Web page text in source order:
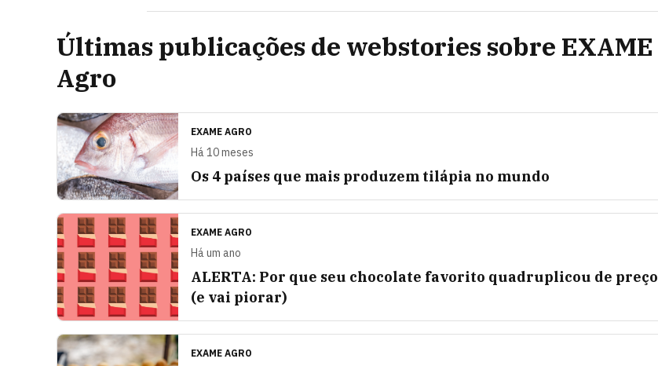
Últimas publicações de webstories sobre EXAME
Agro
EXAME AGRO
Há 10 meses
Os 4 países que mais produzem tilápia no mundo
EXAME AGRO
Há um ano
ALERTA: Por que seu chocolate favorito quadruplicou de preço
(e vai piorar)
EXAME AGRO